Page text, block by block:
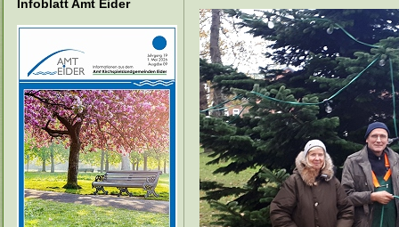
Infoblatt Amt Eider